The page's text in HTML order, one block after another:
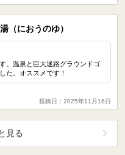
（におうのゆ）
。温泉と巨大迷路グラウンドゴ
た。オススメです！
投稿日：2025年11月16日
見る